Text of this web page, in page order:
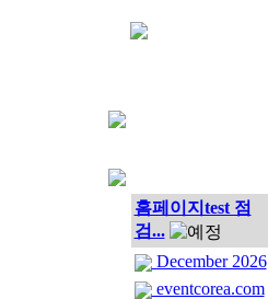
홈페이지test 점
검...
December 2026
eventcorea.com